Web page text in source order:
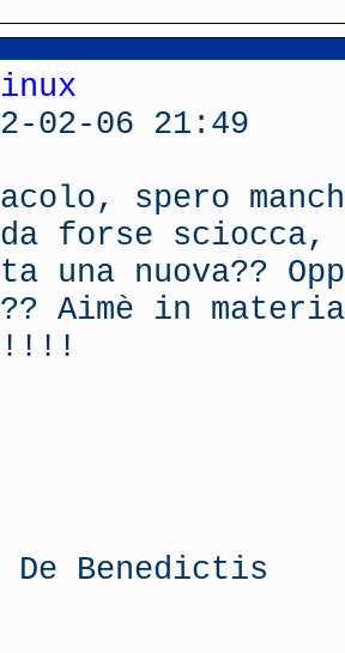
02-06 21:49
spero
forse
una nuova??
Aimè in
De Benedictis